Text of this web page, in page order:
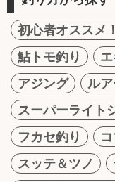
初心者オススメ！
鮎トモ釣り
アジング
ル
スーパーライト
フカセ釣り
スッテ＆ツノ